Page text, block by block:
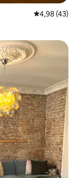
4,98 av 5 i
4,98 (43)